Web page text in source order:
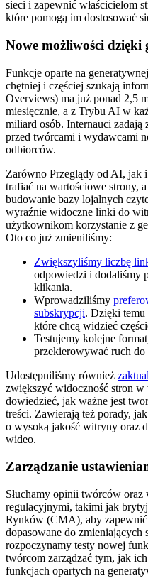
sieci i zapewnić właścicielom
które pomogą im dostosować
Nowe możliwości dzięki
Funkcje oparte na
chętniej i częściej szukają
Overviews) ma już ponad 2,5
miesięcznie, a z Trybu AI w
miliard osób. Internauci zadają
przed twórcami i wydawcami
odbiorców.
Zarówno Przeglądy od AI, jak
trafiać na wartościowe strony,
budowanie bazy lojalnych
wyraźnie widoczne linki do
użytkownikom korzystanie z
Oto co już zmieniliśmy:
Zwiększyliśmy liczbę
odpowiedzi i dodaliśmy
klikania.
Wprowadziliśmy
subskrypcji. Dzięki temu
które chcą widzieć
Testujemy kolejne
przekierowywać ruch
Udostępniliśmy również
zwiększyć widoczność stron
dowiedzieć, jak ważne jest
treści. Zawierają też porady,
o wysoką jakość witryny oraz
wideo.
Zarządzanie
Słuchamy opinii twórców oraz
regulacyjnymi, takimi jak
Rynków (CMA), aby
dopasowane do
rozpoczynamy testy nowej
twórcom zarządzać tym, jak
funkcjach opartych na